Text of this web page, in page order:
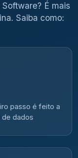
É mais
Saiba como:
passo é feito a
de dados